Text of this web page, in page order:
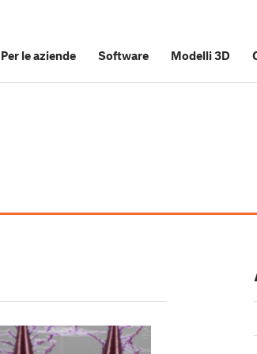
Per le aziende Software Modelli 3D